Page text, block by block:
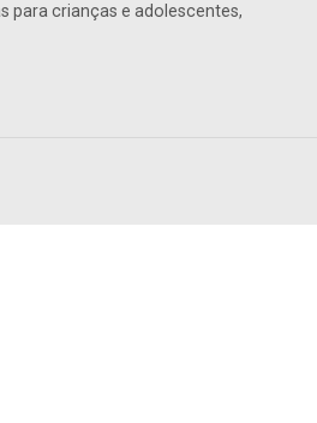
para crianças e adolescentes,